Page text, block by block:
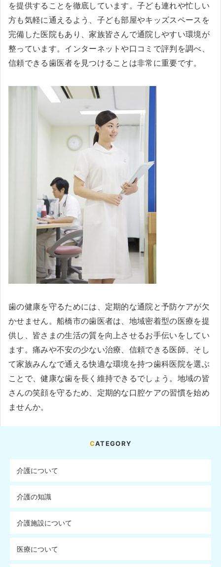
を提供することを徹底しています。子ども連れや忙しい
方も気軽に通えるよう、子ども部屋やキッズスペースを
完備した医院もあり、家族皆さんで通院しやすい環境が
整っています。インターネットや口コミで評判を調べ、
信頼できる歯医者を見つけることは非常に重要です。
歯の健康を守るためには、定期的な通院と予防ケアが欠
かせません。船橋市の歯医者は、地域密着型の医療を提
供し、皆さまの生活の質を向上させるお手伝いをしてい
ます。痛みや不安の少ない治療、信頼できる医師、そし
て家族みんなで通える快適な環境を持つ歯科医院を選ぶ
ことで、健康な歯を長く維持できるでしょう。地域の皆
さんの笑顔を守るため、定期的な口腔ケアの習慣を始め
ませんか。
CATEGORY
介護について
介護の知識
介護施設について
医療について